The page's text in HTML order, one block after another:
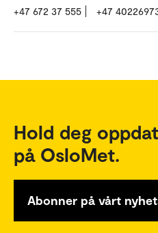
+47 672 37 555 +47
Hold deg
på OsloMet.
Abonner på vårt